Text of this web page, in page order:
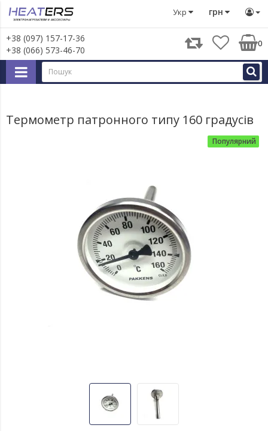
грн
Укр
+38 (097) 157-17-36
+38 (066) 573-46-70
0
Запчастини для великої побутової техніки Запчастини
Термометр патронного типу 160 градусів
Популярний